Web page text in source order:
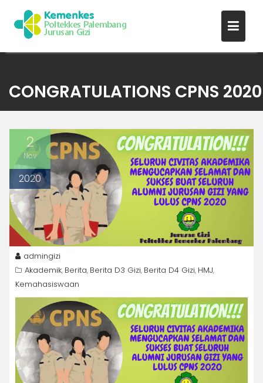
content
CONGRATULATIONS CPNS 2020
2
Nov
2020
admingizi
Akademik, Berita, Berita D3 Gizi, Berita D4 Gizi, HMJ,
Kemahasiswaan